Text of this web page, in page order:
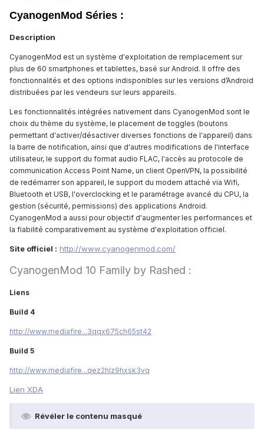
CyanogenMod Séries :
Description
CyanogenMod est un système d'exploitation de remplacement sur
plus de 60 smartphones et tablettes, basé sur Android. Il offre des
fonctionnalités et des options indisponibles sur les versions d’Android
distribuées par les vendeurs sur leurs appareils.
Les fonctionnalités intégrées nativement dans CyanogenMod sont le
choix du thème du système, le placement de toggles (boutons
permettant d'activer/désactiver diverses fonctions de l'appareil) dans
la barre de notification, ainsi que d'autres modifications de l'interface
utilisateur, le support du format audio FLAC, l'accès au protocole de
communication Access Point Name, un client OpenVPN, la possibilité
de redémarrer son appareil, le support du modem attaché via Wifi,
Bluetooth et USB, l'overclocking et le paramétrage avancé du CPU, la
gestion (sécurité, permissions) des applications Android.
CyanogenMod a aussi pour objectif d'augmenter les performances et
la fiabilité comparativement au système d'exploitation officiel.
Site officiel : http://www.cyanogenmod.com/
CyanogenMod 10 Family by Rashed :
Liens
Build 4
http://www.mediafire...3qqx675ch65st42
Build 5
http://www.mediafire...qez2hlz9hxsk3vq
Lien XDA
Révéler le contenu masqué